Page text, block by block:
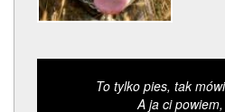
To tylko pies, tak
A ja ci